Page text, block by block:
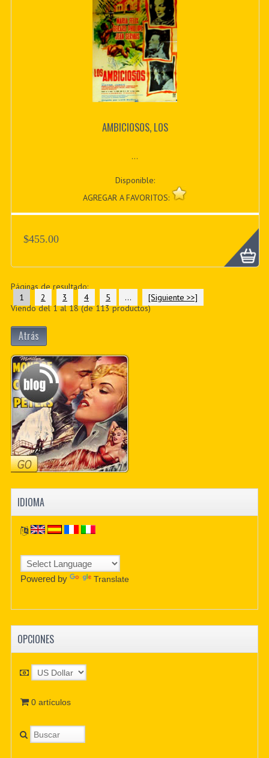
AMBICIOSOS, LOS
...
Disponible:
AGREGAR A FAVORITOS:
$455.00
Páginas de resultado:
1
2 3 4 5 ...
[Siguiente >>]
Viendo del1al18(de113productos)
Atrás
IDIOMA
Powered by Translate
OPCIONES
0 artículos